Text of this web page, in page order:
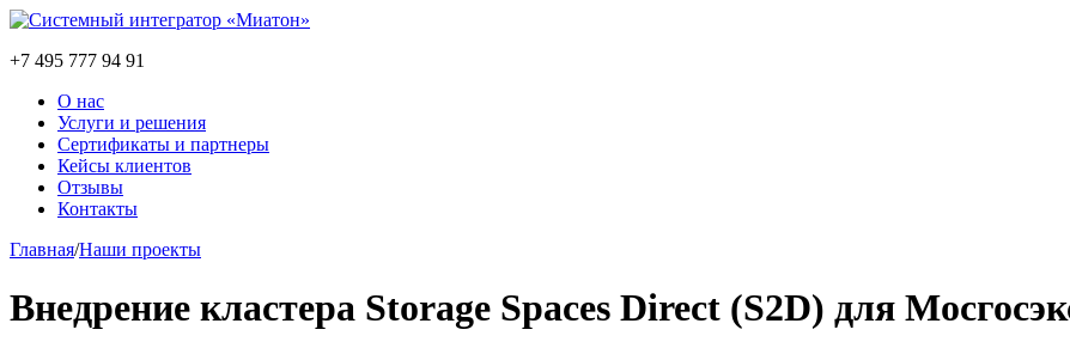
+7 495 777 94 91
О нас
Услуги и решения
Сертификаты и партнеры
Кейсы клиентов
Отзывы
Контакты
Главная/Наши проекты
Внедрение кластера Storage Spaces Direct (S2D) для